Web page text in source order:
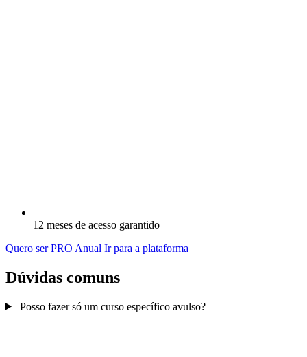
12 meses de acesso garantido
Quero ser PRO Anual Ir para a plataforma
Dúvidas comuns
Posso fazer só um curso específico avulso?